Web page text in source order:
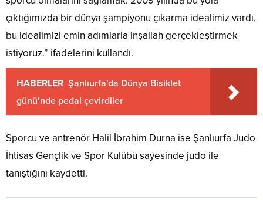
çıktığımızda bir dünya şampiyonu çıkarma idealimiz vardı,
bu idealimizi emin adımlarla inşallah gerçekleştirmek
istiyoruz.” ifadelerini kullandı.
HABERLER Şanlıurfa'da Dünya Bisiklet
günü’nde pedal çevirdiler
Sporcu ve antrenör Halil İbrahim Durna ise Şanlıurfa Judo
İhtisas Gençlik ve Spor Kulübü sayesinde judo ile
tanıştığını kaydetti.